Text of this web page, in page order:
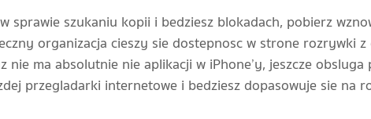
sprawie szukaniu kopii i bedziesz blokadach, pobierz
organizacja cieszy sie dostepnosc w strone rozrywki
ma absolutnie nie aplikacji w iPhone’y, jeszcze
przegladarki internetowe i bedziesz dopasowuje sie na